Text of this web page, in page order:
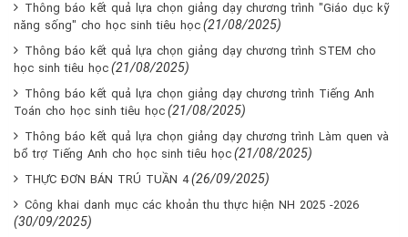
Thông báo kết quả lựa chọn giảng dạy chương trình "Giáo dục kỹ
năng sống" cho học sinh tiêu học (21/08/2025)
Thông báo kết quả lựa chọn giảng dạy chương trình STEM cho
học sinh tiêu học (21/08/2025)
Thông báo kết quả lựa chọn giảng dạy chương trình Tiếng Anh
Toán cho học sinh tiêu học (21/08/2025)
Thông báo kết quả lựa chọn giảng dạy chương trình Làm quen và
bổ trợ Tiếng Anh cho học sinh tiêu học (21/08/2025)
THỰC ĐƠN BÁN TRÚ TUẦN 4 (26/09/2025)
Công khai danh mục các khoản thu thực hiện NH 2025 -2026
(30/09/2025)